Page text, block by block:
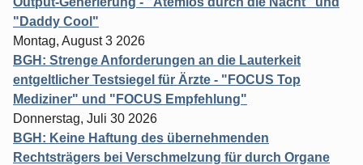
"Daddy Cool"
Montag, August 3 2026
BGH: Strenge Anforderungen an die Lauterkeit
entgeltlicher Testsiegel für Ärzte - "FOCUS Top
Mediziner" und "FOCUS Empfehlung"
Donnerstag, Juli 30 2026
BGH: Keine Haftung des übernehmenden
Rechtsträgers bei Verschmelzung für durch Organe